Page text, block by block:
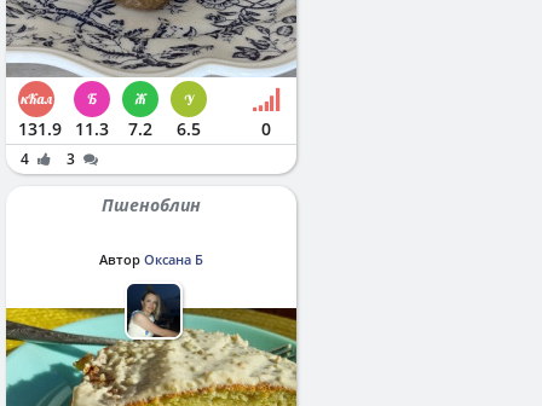
131.9 11.3 7.2 6.5 0
4 3
Пшеноблин
Автор Оксана Б